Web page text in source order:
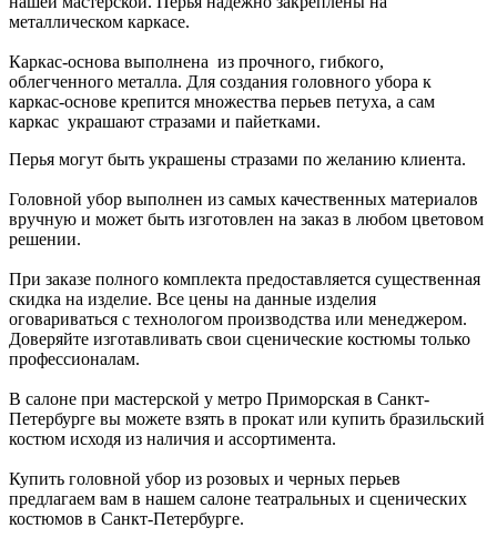
металлическом каркасе.
Каркас-основа выполнена из прочного, гибкого,
облегченного металла. Для создания головного убора к
каркас-основе крепится множества перьев петуха, а сам
каркас украшают стразами и пайетками.
Перья могут быть украшены стразами по желанию клиента.
Головной убор выполнен из самых качественных материалов
вручную и может быть изготовлен на заказ в любом цветовом
решении.
При заказе полного комплекта предоставляется существенная
скидка на изделие. Все цены на данные изделия
оговариваться с технологом производства или менеджером.
Доверяйте изготавливать свои сценические костюмы только
профессионалам.
В салоне при мастерской у метро Приморская в Санкт-
Петербурге вы можете взять в прокат или купить бразильский
костюм исходя из наличия и ассортимента.
Купить головной убор из розовых и черных перьев
предлагаем вам в нашем салоне театральных и сценических
костюмов в Санкт-Петербурге.